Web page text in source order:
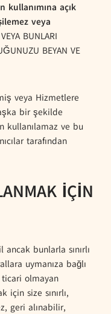
açık
veya
BUNLARI
BEYAN VE
veya Hizmetlere
bir şekilde
kullanılamaz ve bu
tarafından
İÇİN
bunlarla sınırlı
uymanıza bağlı
olmayan
için size sınırlı,
geri alınabilir,